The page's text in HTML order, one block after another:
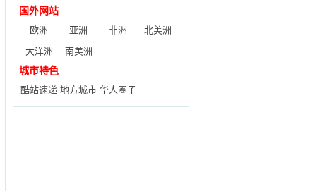
国外网站
欧洲
亚洲 非洲
北美洲
大洋洲
南美洲
城市特色
酷站速递 地方城市 华人圈子